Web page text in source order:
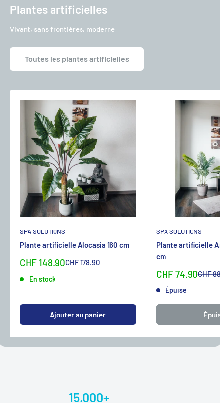
Plantes artificielles
Vivant, sans frontières, moderne
Toutes les plantes artificielles
SPA SOLUTIONS
Plante artificielle Alocasia 160 cm
Sonderpreis
CHF 148.90Normalpreis
CHF 178.90
En stock
Ajouter au panier
SPA SOLUTIONS
Plante artificielle
cm
Sonderpreis
CHF 74.90CHF
Épuisé
15.000+